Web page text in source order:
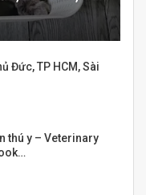
Đức, TP HCM, Sài
thú y – Veterinary